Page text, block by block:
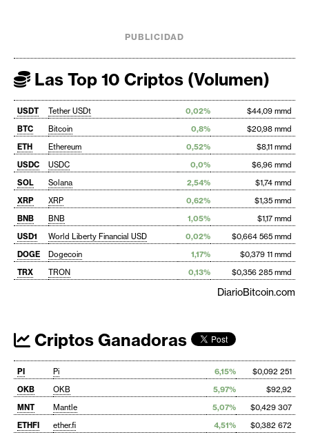
PUBLICIDAD
Las Top 10 Criptos (Volumen)
USDT Tether USDt 0,02%
$44,09 mmd
BTC
Bitcoin 0,8%
$20,98 mmd
ETH
Ethereum 0,52%
$8,11 mmd
USDC
USDC 0,0%
$6,96 mmd
SOL
Solana 2,54%
$1,74 mmd
XRP
XRP 0,62%
$1,35 mmd
BNB
BNB 1,05%
$1,17 mmd
USD1
World Liberty Financial USD 0,02%
$0,664 565 mmd
DOGE
Dogecoin 1,17%
$0,379 11 mmd
TRX
TRON 0,13% $0,356 285 mmd
DiarioBitcoin.com
Criptos Ganadoras
PI Pi 6,15%
$0,092 251
OKB
OKB 5,97%
$92,92
MNT
Mantle 5,07%
$0,429 307
ETHFI
ether.fi 4,51%
$0,382 672